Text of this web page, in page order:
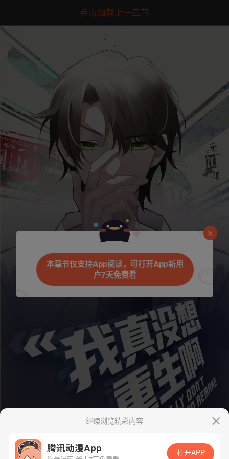
点击加载上一章节
继续浏览精彩内容
腾讯动漫App 打开APP
本章节仅支持App阅读，可打开App新用
户7天免费看